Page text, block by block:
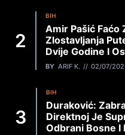
BIH
Amir Pašić Faćo
Zlostavljanja
Dvije Godine I
BY ARIF K. 02/07/
BIH
Duraković:
Direktnoj Je
Odbrani Bosne I